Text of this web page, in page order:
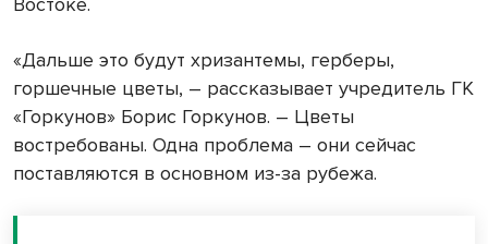
Востоке.
«Дальше это будут хризантемы, герберы,
горшечные цветы, – рассказывает учредитель ГК
«Горкунов» Борис Горкунов. – Цветы
востребованы. Одна проблема – они сейчас
поставляются в основном из-за рубежа.